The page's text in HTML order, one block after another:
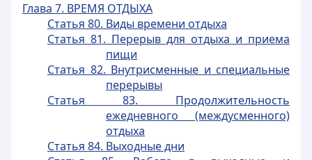
Глава 7. ВРЕМЯ ОТДЫХА
Статья 80. Виды времени отдыха
Статья 81. Перерыв для отдыха и приема
пищи
Статья 82. Внутрисменные и специальные
перерывы
Статья 83. Продолжительность
ежедневного (междусменного)
отдыха
Статья 84. Выходные дни